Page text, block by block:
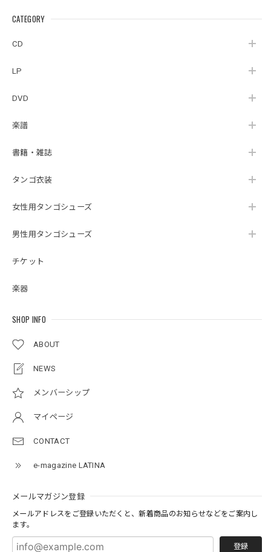
CATEGORY
CD
LP
DVD
楽譜
書籍・雑誌
タンゴ衣装
女性用タンゴシューズ
男性用タンゴシューズ
チケット
楽器
SHOP INFO
ABOUT
NEWS
メンバーシップ
マイページ
CONTACT
e-magazine LATINA
メールマガジン登録
メールアドレスをご登録いただくと、新着商品のお知らせなどをご案内し
ます。
登録